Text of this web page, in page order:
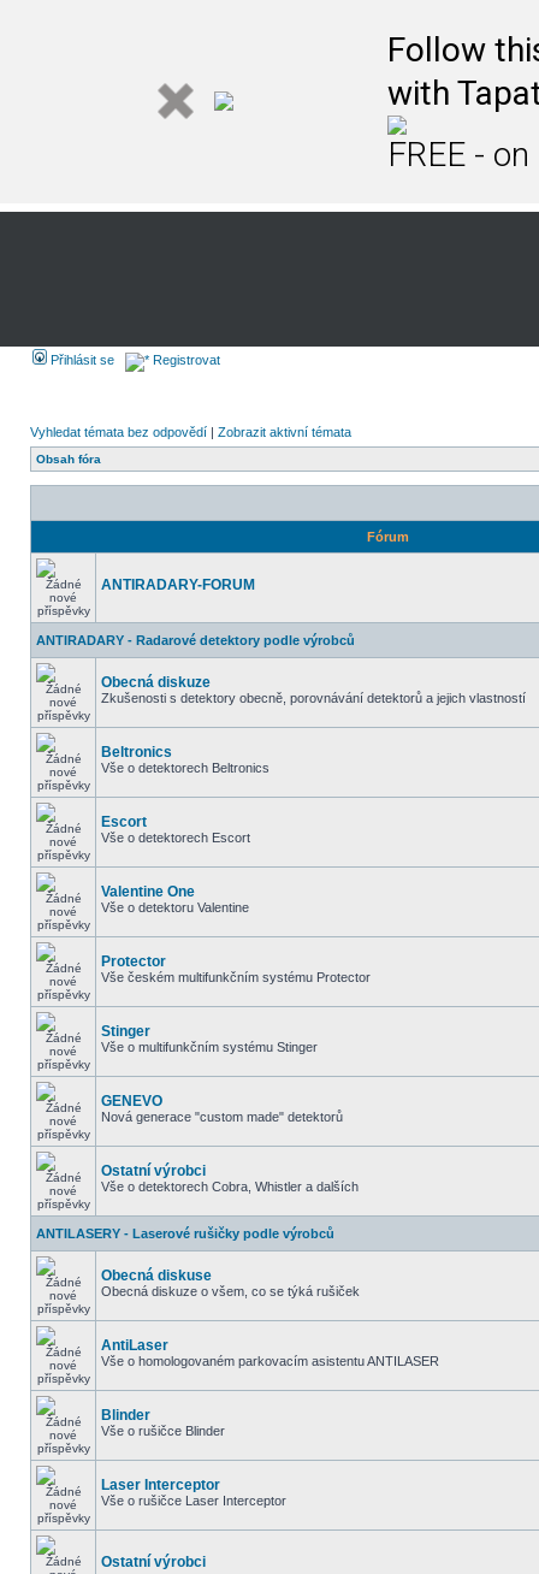
Follow
with
FREE -
Přihlásit se Registrovat
Vyhledat témata bez odpovědí | Zobrazit aktivní témata
Obsah fóra
Fórum
ANTIRADARY-FORUM
ANTIRADARY - Radarové detektory podle výrobců
Obecná diskuze
Zkušenosti s detektory obecně, porovnávání detektorů a jejich vlastností
Beltronics
Vše o detektorech Beltronics
Escort
Vše o detektorech Escort
Valentine One
Vše o detektoru Valentine
Protector
Vše českém multifunkčním systému Protector
Stinger
Vše o multifunkčním systému Stinger
GENEVO
Nová generace "custom made" detektorů
Ostatní výrobci
Vše o detektorech Cobra, Whistler a dalších
ANTILASERY - Laserové rušičky podle výrobců
Obecná diskuse
Obecná diskuze o všem, co se týká rušiček
AntiLaser
Vše o homologovaném parkovacím asistentu ANTILASER
Blinder
Vše o rušičce Blinder
Laser Interceptor
Vše o rušičce Laser Interceptor
Ostatní výrobci